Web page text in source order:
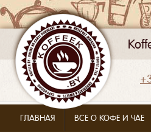
ГЛАВНАЯ ВСЕ О КОФЕ И ЧАЕ